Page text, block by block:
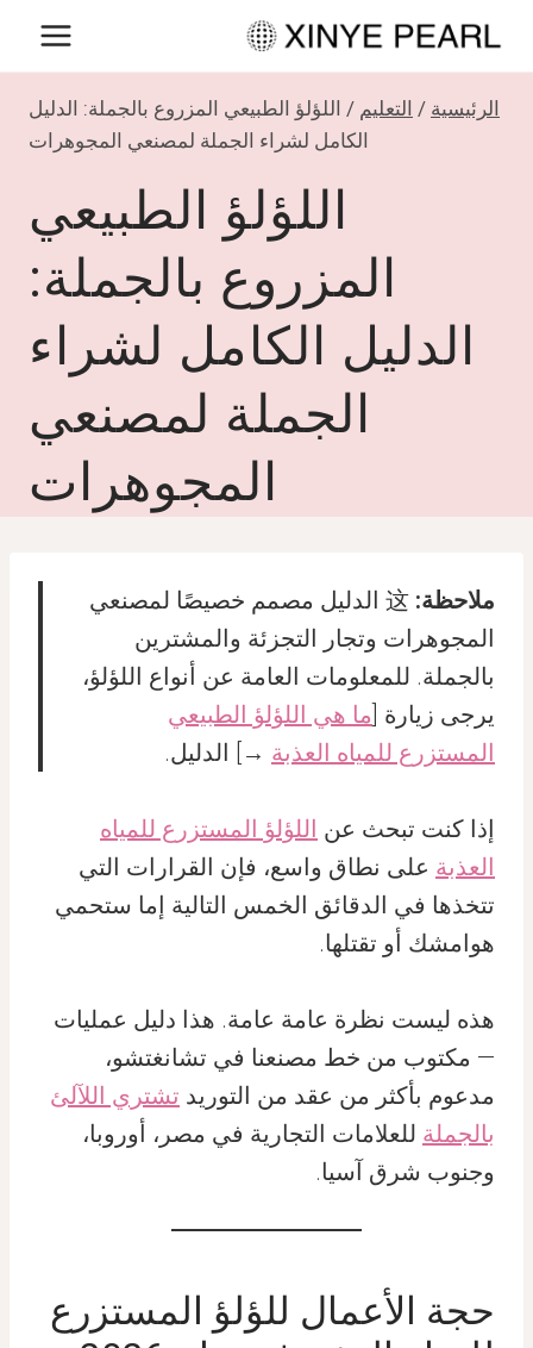
التجاوز
إلى
المحتوىالرئيسية / التعليم / اللؤلؤ الطبيعي المزروع بالجملة: الدليل
الكامل لشراء الجملة لمصنعي المجوهرات
اللؤلؤ الطبيعي
المزروع بالجملة:
الدليل الكامل لشراء
الجملة لمصنعي
المجوهرات
ملاحظة:
这 الدليل مصمم خصيصًا لمصنعي
المجوهرات وتجار التجزئة والمشترين
بالجملة. للمعلومات العامة عن أنواع اللؤلؤ،
يرجى زيارة [ ما هي اللؤلؤ الطبيعي
المستزرع للمياه العذبة →] الدليل.
إذا كنت تبحث عن اللؤلؤ المستزرع للمياه
العذبة على نطاق واسع، فإن القرارات التي
تتخذها في الدقائق الخمس التالية إما ستحمي
هوامشك أو تقتلها.
هذه ليست نظرة عامة عامة. هذا دليل عمليات
— مكتوب من خط مصنعنا في تشانغتشو،
مدعوم بأكثر من عقد من التوريد تشتري اللآلئ
بالجملة للعلامات التجارية في مصر، أوروبا،
وجنوب شرق آسيا.
حجة الأعمال للؤلؤ المستزرع